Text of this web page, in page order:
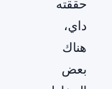
حققته
داي،
هناك
بعض